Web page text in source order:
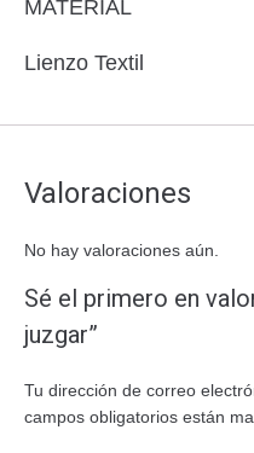
MATERIAL
Lienzo Textil
Valoraciones
No hay valoraciones aún.
Sé el primero en
juzgar”
Tu dirección de correo
campos obligatorios están